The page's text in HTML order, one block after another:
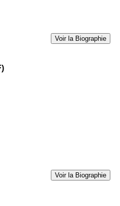
Voir la Biographie
Voir la Biographie